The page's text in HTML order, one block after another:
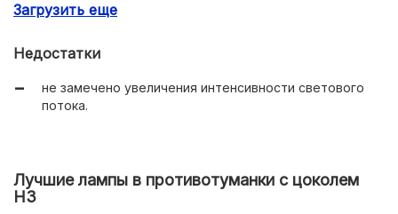
стойкость к вибрации.
Загрузить еще
Недостатки
не замечено увеличения интенсивности светового
потока.
Лучшие лампы в противотуманки с цоколем
H3